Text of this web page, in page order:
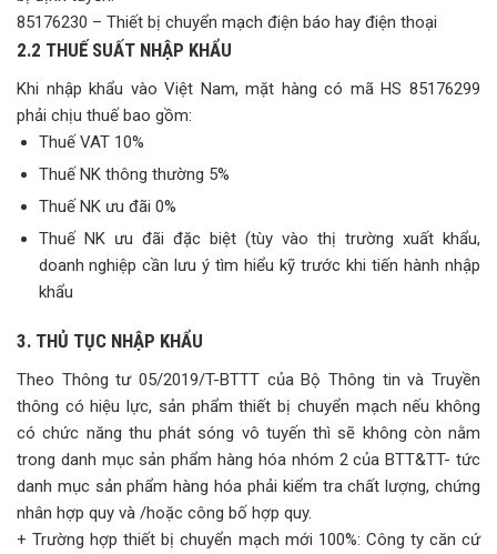
85176230 – Thiết bị chuyển mạch điện báo hay điện thoại
2.2 THUẾ SUẤT NHẬP KHẨU
Khi nhập khẩu vào Việt Nam, mặt hàng có mã HS 85176299
phải chịu thuế bao gồm:
Thuế VAT 10%
Thuế NK thông thường 5%
Thuế NK ưu đãi 0%
Thuế NK ưu đãi đặc biệt (tùy vào thị trường xuất khẩu,
doanh nghiệp cần lưu ý tìm hiểu kỹ trước khi tiến hành nhập
khẩu
3. THỦ TỤC NHẬP KHẨU
Theo Thông tư 05/2019/T-BTTT của Bộ Thông tin và Truyền
thông có hiệu lực, sản phẩm thiết bị chuyển mạch nếu không
có chức năng thu phát sóng vô tuyến thì sẽ không còn nằm
trong danh mục sản phẩm hàng hóa nhóm 2 của BTT&TT- tức
danh mục sản phẩm hàng hóa phải kiểm tra chất lượng, chứng
nhân hợp quy và /hoặc công bố hợp quy.
+ Trường hợp thiết bị chuyển mạch mới 100%: Công ty căn cứ